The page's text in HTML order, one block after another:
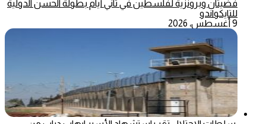
فضيتان وبرونزية لفلسطين في ثاني أيام بطولة الحسن الدولية
للتايكواندو
9 أغسطس، 2026